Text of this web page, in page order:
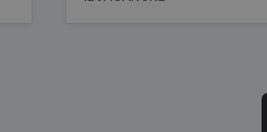
samaksāt augstos
kas jāpārskaita jau